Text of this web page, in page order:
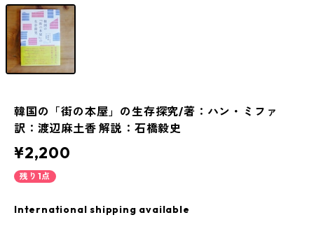
韓国の「街の本屋」の生存探究/著：ハン・ミファ
訳：渡辺麻土香 解説：石橋毅史
¥2,200
残り1点
International shipping available